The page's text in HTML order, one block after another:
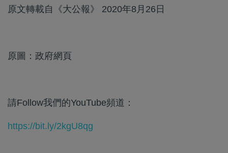
原文轉載自《大公報》 2020年8月26日
原圖：政府網頁
請Follow我們的YouTube頻道：
https://bit.ly/2kgU8qg